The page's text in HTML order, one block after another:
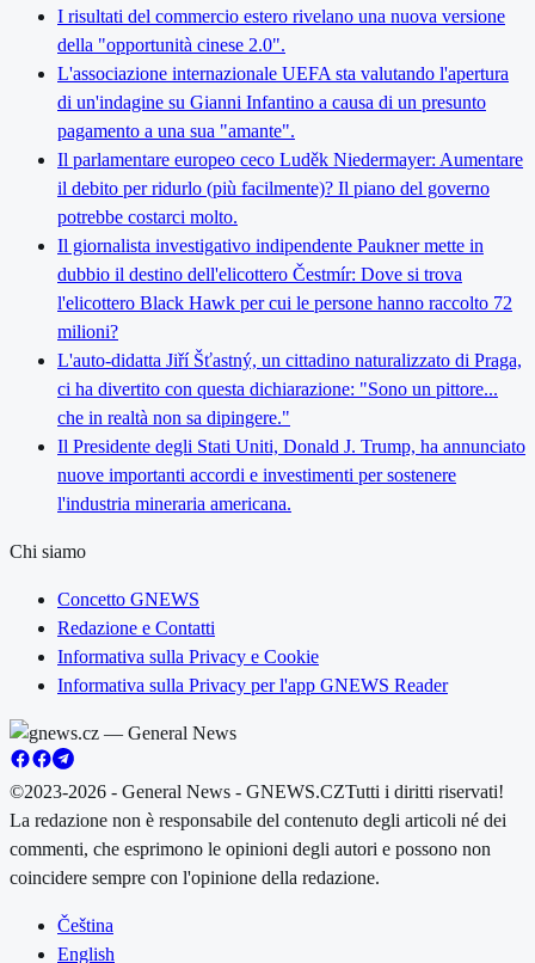
I risultati del commercio estero rivelano una nuova versione
della "opportunità cinese 2.0".
L'associazione internazionale UEFA sta valutando l'apertura
di un'indagine su Gianni Infantino a causa di un presunto
pagamento a una sua "amante".
Il parlamentare europeo ceco Luděk Niedermayer: Aumentare
il debito per ridurlo (più facilmente)? Il piano del governo
potrebbe costarci molto.
Il giornalista investigativo indipendente Paukner mette in
dubbio il destino dell'elicottero Čestmír: Dove si trova
l'elicottero Black Hawk per cui le persone hanno raccolto 72
milioni?
L'auto-didatta Jiří Šťastný, un cittadino naturalizzato di Praga,
ci ha divertito con questa dichiarazione: "Sono un pittore...
che in realtà non sa dipingere."
Il Presidente degli Stati Uniti, Donald J. Trump, ha annunciato
nuove importanti accordi e investimenti per sostenere
l'industria mineraria americana.
Chi siamo
Concetto GNEWS
Redazione e Contatti
Informativa sulla Privacy e Cookie
Informativa sulla Privacy per l'app GNEWS Reader
©2023-2026 - General News - GNEWS.CZTutti i diritti riservati!
La redazione non è responsabile del contenuto degli articoli né dei
commenti, che esprimono le opinioni degli autori e possono non
coincidere sempre con l'opinione della redazione.
Čeština
English